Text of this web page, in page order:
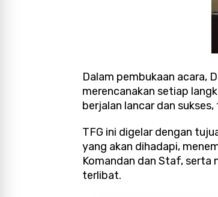
Dalam pembukaan acara,
merencanakan setiap
berjalan lancar dan
TFG ini digelar dengan
yang akan dihadapi,
Komandan dan Staf, serta
terlibat.